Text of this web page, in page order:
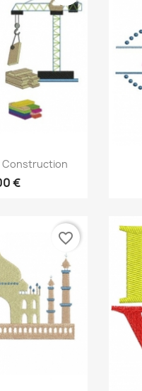
rapide
Construction
€
favorite_border